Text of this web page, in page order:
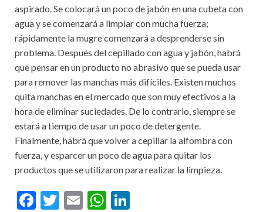
aspirado. Se colocará un poco de jabón en una cubeta con
agua y se comenzará a limpiar con mucha fuerza;
rápidamente la mugre comenzará a desprenderse sin
problema. Después del cepillado con agua y jabón, habrá
que pensar en un producto no abrasivo que se pueda usar
para remover las manchas más difíciles. Existen muchos
quita manchas en el mercado que son muy efectivos a la
hora de eliminar suciedades. De lo contrario, siempre se
estará a tiempo de usar un poco de detergente.
Finalmente, habrá que volver a cepillar la alfombra con
fuerza, y esparcer un poco de agua para quitar los
productos que se utilizaron para realizar la limpieza.
F
T
E
W